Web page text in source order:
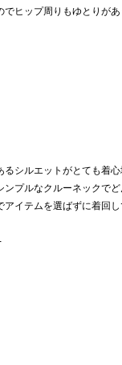
ヒップ周りもゆとりが
シルエットがとても着
プルなクルーネックで
イテムを選ばずに着回し